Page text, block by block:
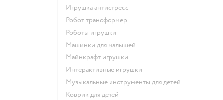
Игрушка антистресс
Робот трансформер
Роботы игрушки
Машинки для малышей
Майнкрафт игрушки
Интерактивные игрушки
Музыкальные инструменты для детей
Коврик для детей